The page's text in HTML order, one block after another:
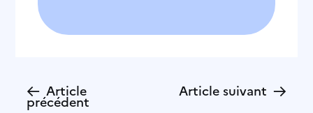
← Article
précédent
Article suivant →